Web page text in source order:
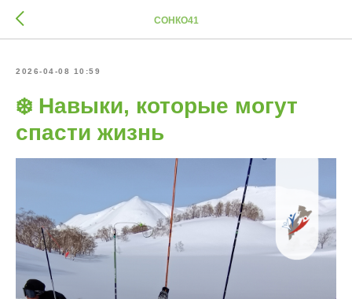
СОНКО41
2026-04-08 10:59
❄️ Навыки, которые могут
спасти жизнь